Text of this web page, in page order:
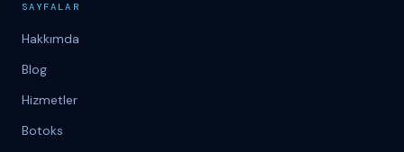
SAYFALAR
Hakkımda
Blog
Hizmetler
Botoks